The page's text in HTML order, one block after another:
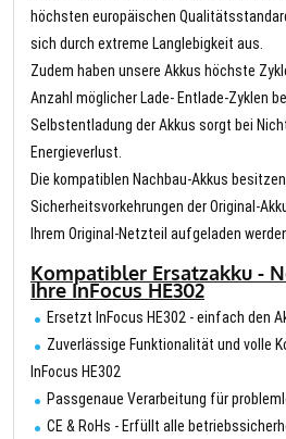
höchsten europäischen
sich durch extreme Langlebigkeit aus.
Zudem haben unsere Akkus höchste
Anzahl möglicher Lade- Entlade-Zyklen
Selbstentladung der Akkus sorgt bei
Energieverlust.
Die kompatiblen Nachbau-Akkus
Sicherheitsvorkehrungen der Original-
Ihrem Original-Netzteil aufgeladen
Kompatibler Ersatzakku -
Ihre InFocus HE302
Ersetzt InFocus HE302 - einfach den
Zuverlässige Funktionalität und volle
InFocus HE302
Passgenaue Verarbeitung für
CE & RoHs - Erfüllt alle